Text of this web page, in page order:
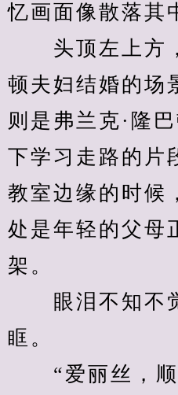
忆画面像散落其
头顶左上方
顿夫妇结婚的场
则是弗兰克·隆
下学习走路的片
教室边缘的时候
处是年轻的父母
架。
眼泪不知不
眶。
“爱丽丝，顺